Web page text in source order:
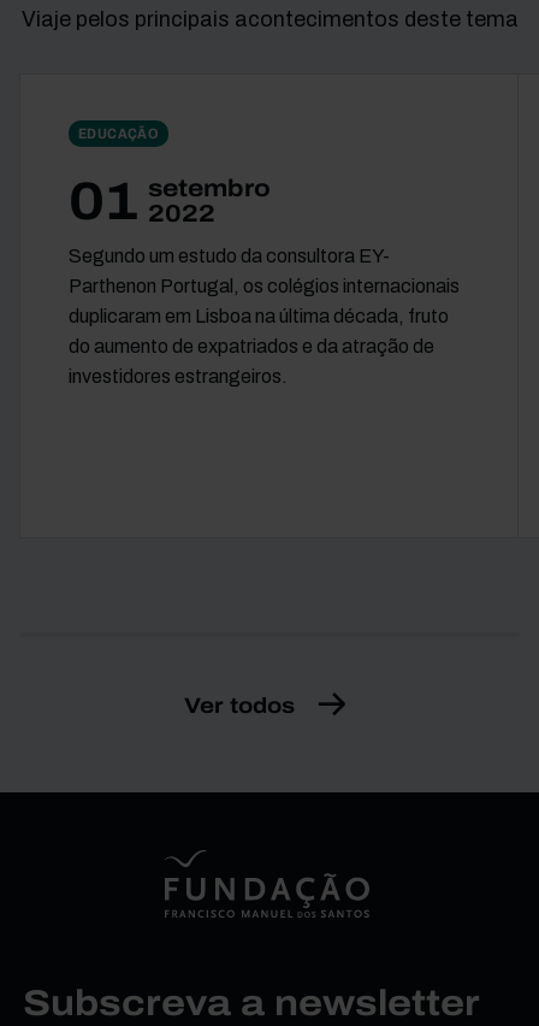
Viaje pelos principais acontecimentos deste tema
EDUCAÇÃO
01 setembro
2022
Segundo um estudo da consultora EY-
Parthenon Portugal, os colégios internacionais
duplicaram em Lisboa na última década, fruto
do aumento de expatriados e da atração de
investidores estrangeiros.
Ver todos
Subscreva a newsletter